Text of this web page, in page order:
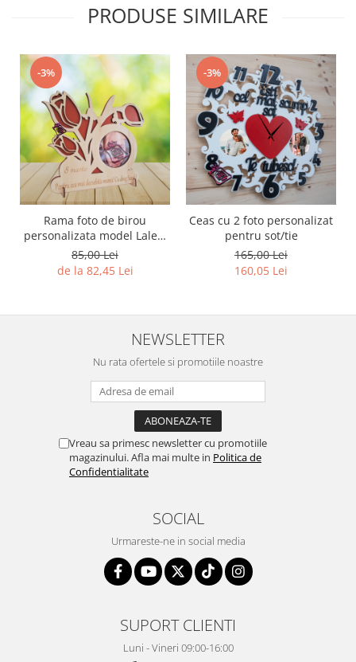
PRODUSE SIMILARE
-3%
Rama foto de birou
personalizata model Lalea,
8 martie
85,00 Lei
de la 82,45 Lei
-3%
Ceas cu 2 foto personalizat
pentru sot/tie
165,00 Lei
160,05 Lei
NEWSLETTER
Nu rata ofertele si promotiile noastre
Vreau sa primesc newsletter cu promotiile
magazinului. Afla mai multe in Politica de
Confidentialitate
SOCIAL
Urmareste-ne in social media
SUPORT CLIENTI
Luni - Vineri 09:00-16:00